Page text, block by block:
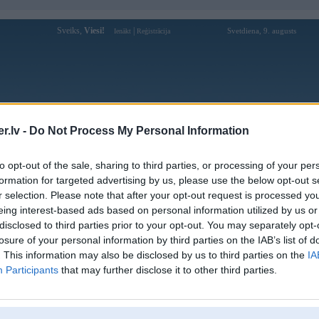
- Do Not Process My Personal Information
opt-out of the sale, sharing to third parties, or processing of your
for targeted advertising by us, please use the below opt-out
selection. Please note that after your opt-out request is processed
interest-based ads based on personal information utilized by us
to third parties prior to your opt-out. You may separately
of your personal information by third parties on the IAB’s list of
This information may also be disclosed by us to third parties on the
Participants that may further disclose it to other third parties.
Sveiks, Viesi! Ienākt Reģistrācija Svetdiena, 9. augusts
Forums Galerijas Reģistrācija Lietotāji
Lietotāja Puxxx profils
Pēdējo reizi manīts: 11. Mar 2026, 13:00
Lietotājvārds:
Puxxx
Pilsēta:
Rīga
Braucu ar:
840i, e61 LCI, 740d, 328is, 344TT, M3
Sport Evolution - e30: M5 e39 ; GANG
BANG bus 5.7l
Intereses:
Garšo drifts!